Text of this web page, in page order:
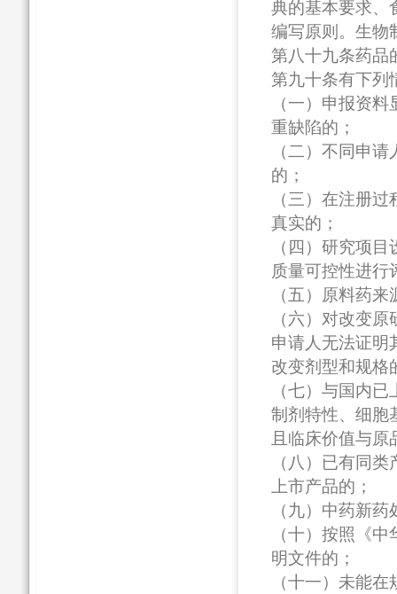
典的基本要求、
编写原则。生物
第八十九条药品
第九十条有下列
（一）申报资
重缺陷的；
（二）不同申
的；
（三）在注册
真实的；
（四）研究项
质量可控性进行
（五）原料药
（六）对改变
申请人无法证明
改变剂型和规格
（七）与国内
制剂特性、细胞
且临床价值与
（八）已有同
上市产品的；
（九）中药新
（十）按照《
明文件的；
（十一）未能